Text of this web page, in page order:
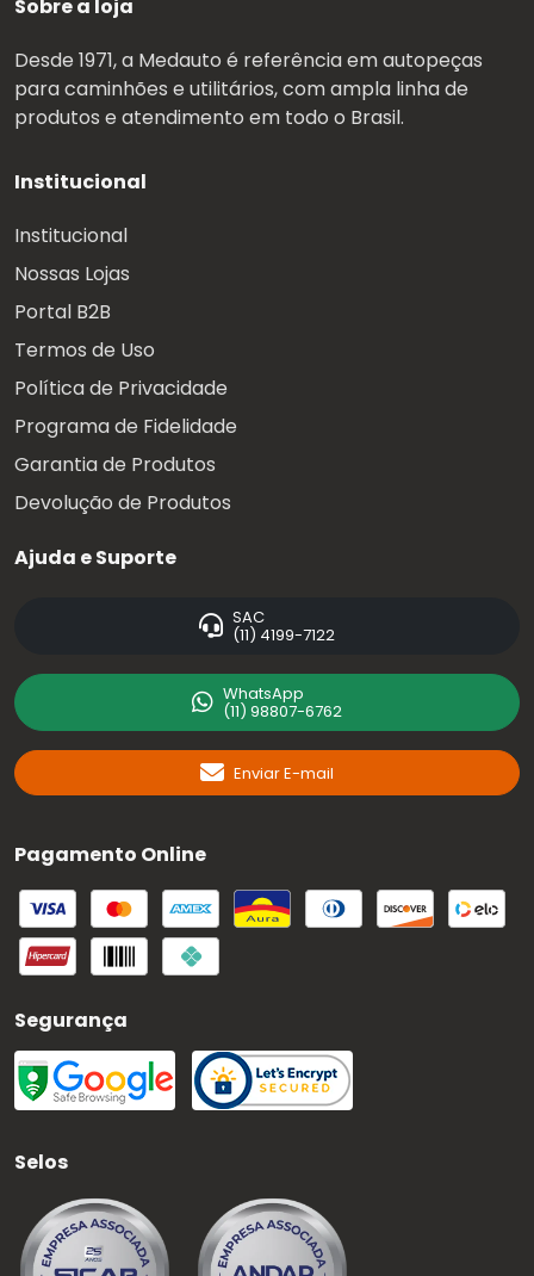
Sobre a loja
Desde 1971, a Medauto é referência em autopeças
para caminhões e utilitários, com ampla linha de
produtos e atendimento em todo o Brasil.
Institucional
Institucional
Nossas Lojas
Portal B2B
Termos de Uso
Política de Privacidade
Programa de Fidelidade
Garantia de Produtos
Devolução de Produtos
Ajuda e Suporte
SAC
(11) 4199-7122
WhatsApp
(11) 98807-6762
Enviar E-mail
Pagamento Online
Segurança
Selos